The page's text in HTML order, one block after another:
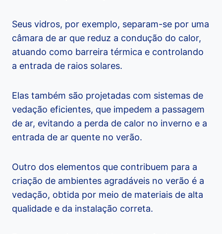
Seus vidros, por exemplo, separam-se por uma
câmara de ar que reduz a condução do calor,
atuando como barreira térmica e controlando
a entrada de raios solares.
Elas também são projetadas com sistemas de
vedação eficientes, que impedem a passagem
de ar, evitando a perda de calor no inverno e a
entrada de ar quente no verão.
Outro dos elementos que contribuem para a
criação de ambientes agradáveis no verão é a
vedação, obtida por meio de materiais de alta
qualidade e da instalação correta.